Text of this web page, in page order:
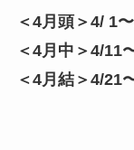
＜4月頭＞4/ 1
＜4月中＞4/11
＜4月結＞4/21